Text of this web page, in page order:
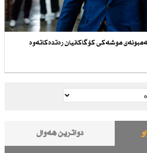
موشەكی كۆگاكانیان رەتدەكاتەوە
دواترین هەواڵ